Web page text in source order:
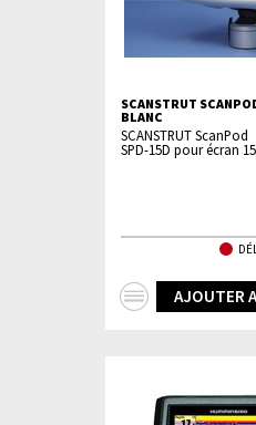
SCANSTRUT
BLANC
SCANSTRUT ScanPod
SPD-15D pour écran
AJOUTER